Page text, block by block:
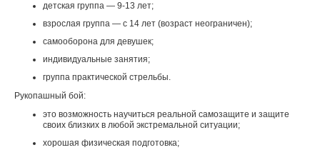
детская группа — 9-13 лет;
взрослая группа — с 14 лет (возраст неограничен);
самооборона для девушек;
индивидуальные занятия;
группа практической стрельбы.
Рукопашный бой:
это возможность научиться реальной самозащите и защите
своих близких в любой экстремальной ситуации;
хорошая физическая подготовка;